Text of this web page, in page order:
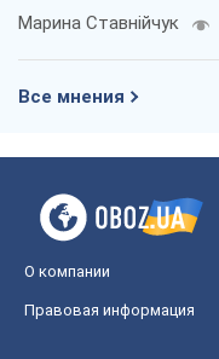
Марина Ставнійчук
Все мнения
О компании
Правовая информация